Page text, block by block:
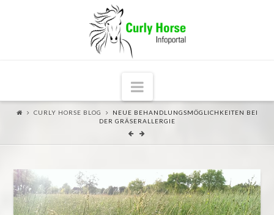
Navigation
CURLY HORSE BLOG
NEUE BEHANDLUNGSMÖGLICHKEITEN BEI
DER GRÄSERALLERGIE